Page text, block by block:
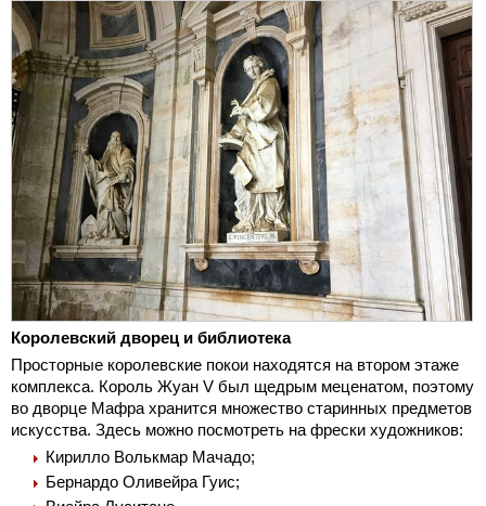
Королевский дворец и библиотека
Просторные королевские покои находятся на втором этаже
комплекса. Король Жуан V был щедрым меценатом, поэтому
во дворце Мафра хранится множество старинных предметов
искусства. Здесь можно посмотреть на фрески художников:
Кирилло Волькмар Мачадо;
Бернардо Оливейра Гуис;